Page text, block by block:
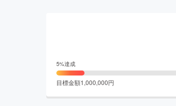
5%達成
目標金額1,000,000円